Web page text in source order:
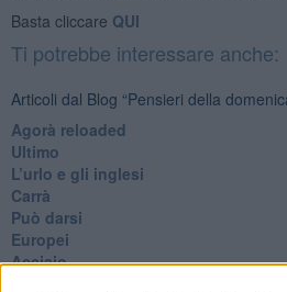
Basta cliccare QUI
Ti potrebbe interessare anche:
Articoli dal Blog “Pensieri della
​Agorà reloaded
Ultimo
​L’urlo e gli inglesi
Carrà
Può darsi
Europei
Acciaio